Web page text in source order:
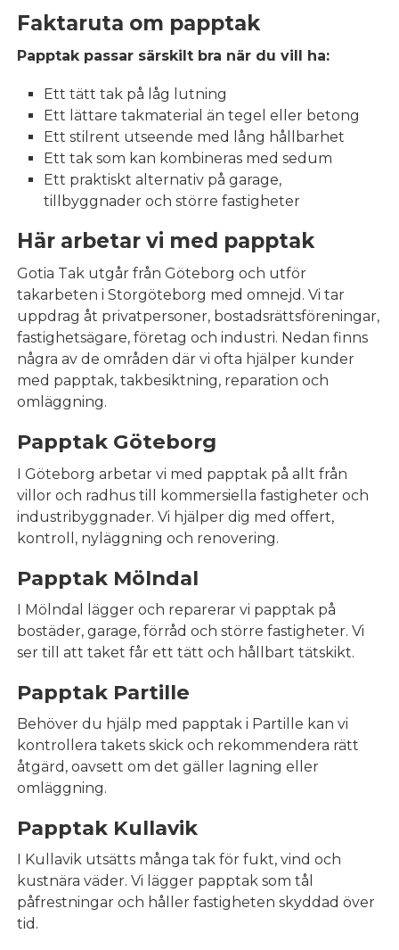
Faktaruta om papptak
Papptak passar särskilt bra när du vill ha:
Ett tätt tak på låg lutning
Ett lättare takmaterial än tegel eller betong
Ett stilrent utseende med lång hållbarhet
Ett tak som kan kombineras med sedum
Ett praktiskt alternativ på garage,
tillbyggnader och större fastigheter
Här arbetar vi med papptak
Gotia Tak utgår från Göteborg och utför
takarbeten i Storgöteborg med omnejd. Vi tar
uppdrag åt privatpersoner, bostadsrättsföreningar,
fastighetsägare, företag och industri. Nedan finns
några av de områden där vi ofta hjälper kunder
med papptak, takbesiktning, reparation och
omläggning.
Papptak Göteborg
I Göteborg arbetar vi med papptak på allt från
villor och radhus till kommersiella fastigheter och
industribyggnader. Vi hjälper dig med offert,
kontroll, nyläggning och renovering.
Papptak Mölndal
I Mölndal lägger och reparerar vi papptak på
bostäder, garage, förråd och större fastigheter. Vi
ser till att taket får ett tätt och hållbart tätskikt.
Papptak Partille
Behöver du hjälp med papptak i Partille kan vi
kontrollera takets skick och rekommendera rätt
åtgärd, oavsett om det gäller lagning eller
omläggning.
Papptak Kullavik
I Kullavik utsätts många tak för fukt, vind och
kustnära väder. Vi lägger papptak som tål
påfrestningar och håller fastigheten skyddad över
tid.